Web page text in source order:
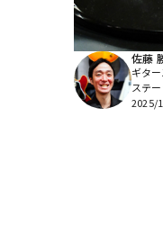
佐藤
ギタ
ステ
2025/